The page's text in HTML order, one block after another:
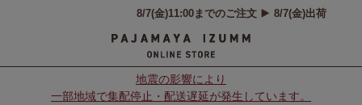
地震の影響により
一部地域で集配停止・配送遅延が発生しています。